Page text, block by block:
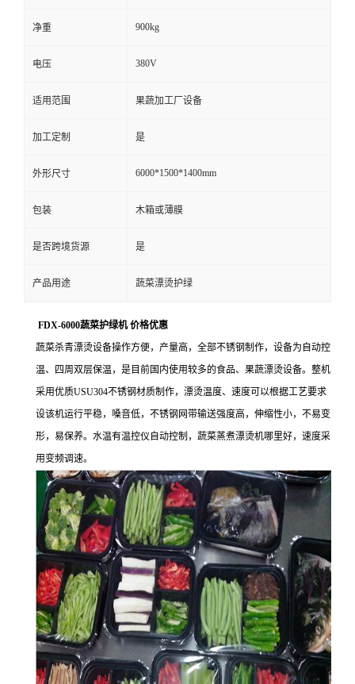
净重 900kg
电压 380V
适用范围 果蔬加工厂设备
加工定制 是
外形尺寸 6000*1500*1400mm
包装 木箱或薄膜
是否跨境货源 是
产品用途 蔬菜漂烫护绿
FDX-6000蔬菜护绿机 价格优惠
蔬菜杀青漂烫设备操作方便，产量高，全部不锈钢制作，设备为自动控
温、四周双层保温，是目前国内使用较多的食品、果蔬漂烫设备。整机
采用优质USU304不锈钢材质制作，漂烫温度、速度可以根据工艺要求
设该机运行平稳，嗓音低，不锈钢网带输送强度高，伸缩性小，不易变
形，易保养。水温有温控仪自动控制，蔬菜蒸煮漂烫机哪里好，速度采
用变频调速。